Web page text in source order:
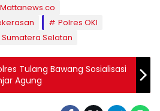
Mattanews.co
Polres OKI
Sumatera Selatan
Tulang Bawang Sosialisasi
Agung